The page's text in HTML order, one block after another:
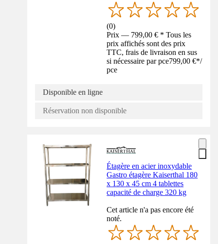
(0)
Prix — 799,00 € * Tous les
prix affichés sont des prix
TTC, frais de livraison en sus
si nécessaire par pce799,00 €*/
pce
Disponible en ligne
Réservation non disponible
Étagère en acier inoxydable
Gastro étagère Kaiserthal 180
x 130 x 45 cm 4 tablettes
capacité de charge 320 kg
Cet article n'a pas encore été
noté.